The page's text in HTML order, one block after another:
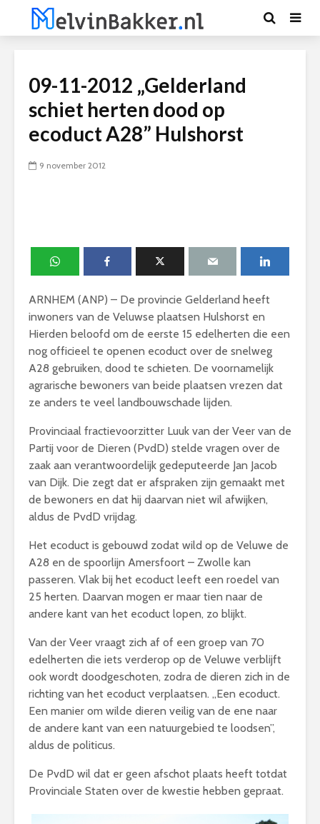
09-11-2012 „Gelderland
schiet herten dood op
ecoduct A28” Hulshorst
9 november 2012
ARNHEM (ANP) – De provincie Gelderland heeft
inwoners van de Veluwse plaatsen Hulshorst en
Hierden beloofd om de eerste 15 edelherten die een
nog officieel te openen ecoduct over de snelweg
A28 gebruiken, dood te schieten. De voornamelijk
agrarische bewoners van beide plaatsen vrezen dat
ze anders te veel landbouwschade lijden.
Provinciaal fractievoorzitter Luuk van der Veer van de
Partij voor de Dieren (PvdD) stelde vragen over de
zaak aan verantwoordelijk gedeputeerde Jan Jacob
van Dijk. Die zegt dat er afspraken zijn gemaakt met
de bewoners en dat hij daarvan niet wil afwijken,
aldus de PvdD vrijdag.
Het ecoduct is gebouwd zodat wild op de Veluwe de
A28 en de spoorlijn Amersfoort – Zwolle kan
passeren. Vlak bij het ecoduct leeft een roedel van
25 herten. Daarvan mogen er maar tien naar de
andere kant van het ecoduct lopen, zo blijkt.
Van der Veer vraagt zich af of een groep van 70
edelherten die iets verderop op de Veluwe verblijft
ook wordt doodgeschoten, zodra de dieren zich in de
richting van het ecoduct verplaatsen. „Een ecoduct.
Een manier om wilde dieren veilig van de ene naar
de andere kant van een natuurgebied te loodsen”,
aldus de politicus.
De PvdD wil dat er geen afschot plaats heeft totdat
Provinciale Staten over de kwestie hebben gepraat.